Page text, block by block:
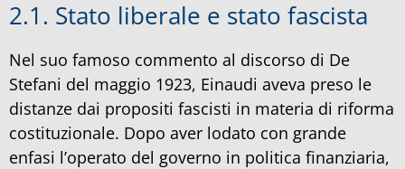
2.1. Stato liberale e stato fascista
Nel suo famoso commento al discorso di De
Stefani del maggio 1923, Einaudi aveva preso le
distanze dai propositi fascisti in materia di riforma
costituzionale. Dopo aver lodato con grande
enfasi l’operato del governo in politica finanziaria,